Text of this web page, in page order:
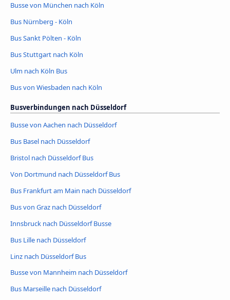
Busse von München nach Köln
Bus Nürnberg - Köln
Bus Sankt Pölten - Köln
Bus Stuttgart nach Köln
Ulm nach Köln Bus
Bus von Wiesbaden nach Köln
Busverbindungen nach Düsseldorf
Busse von Aachen nach Düsseldorf
Bus Basel nach Düsseldorf
Bristol nach Düsseldorf Bus
Von Dortmund nach Düsseldorf Bus
Bus Frankfurt am Main nach Düsseldorf
Bus von Graz nach Düsseldorf
Innsbruck nach Düsseldorf Busse
Bus Lille nach Düsseldorf
Linz nach Düsseldorf Bus
Busse von Mannheim nach Düsseldorf
Bus Marseille nach Düsseldorf